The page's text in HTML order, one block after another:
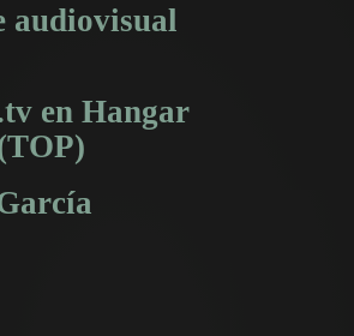
audiovisual
en Hangar